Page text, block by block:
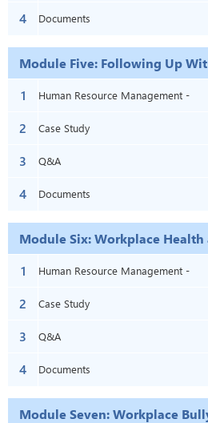
4 Documents
Module Five: Following Up
1
Human Resource Management -
Module Five: Following Up With New
Employees
2 Case Study
3 Q&A
4 Documents
Module Six: Workplace Health
1
Human Resource Management -
Module Six: Workplace Health and
Safety
2 Case Study
3 Q&A
4 Documents
Module Seven: Workplace